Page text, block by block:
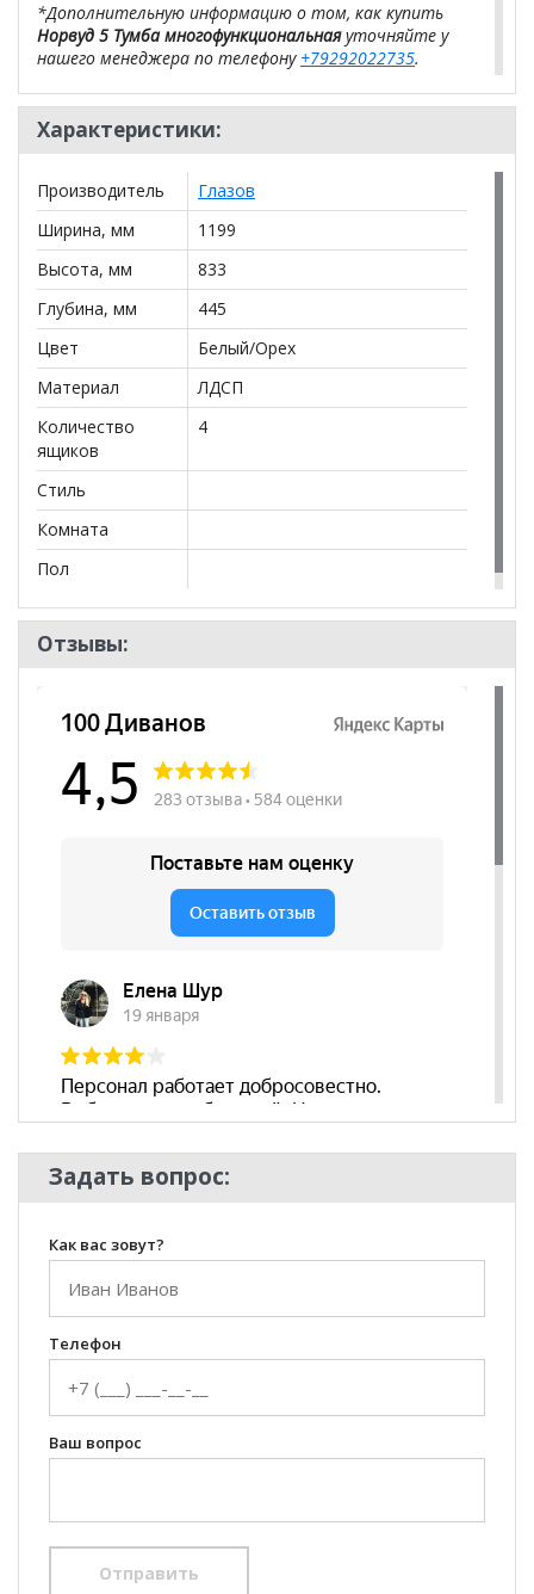
*Дополнительную информацию о том, как купить
Норвуд 5 Тумба многофункциональнаяуточняйте у
нашего менеджера по телефону +79292022735.
**Цены на официальном сайте100диванов.com
действительны только для интернет-магазина
могут отличаться от цен в розничных магазинах-
Характеристики:
Производитель
Глазов
Ширина, мм
1199
Высота, мм
833
Глубина, мм
445
Цвет
Белый/Орех
Материал
ЛДСП
Количество
ящиков
4
Стиль
Комната
Пол
Отзывы:
Задать вопрос:
Как вас зовут?
Телефон
Ваш вопрос
Отправить